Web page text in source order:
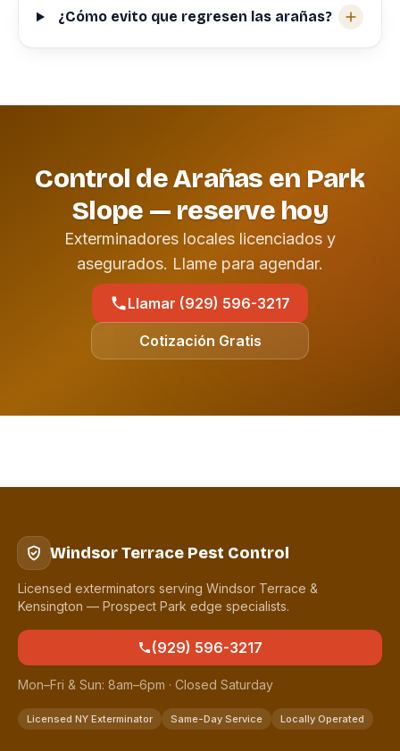
¿Cómo evito que regresen las arañas?
Control de Arañas en Park
Slope — reserve hoy
Exterminadores locales licenciados y
asegurados. Llame para agendar.
Llamar (929) 596-3217
Cotización Gratis
Windsor Terrace Pest Control
Licensed exterminators serving Windsor Terrace &
Kensington — Prospect Park edge specialists.
(929) 596-3217
Mon–Fri & Sun: 8am–6pm · Closed Saturday
Licensed NY Exterminator Same-Day Service Locally Operated